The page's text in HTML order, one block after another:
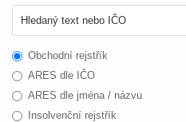
Obchodní rejstřík
ARES dle IČO
ARES dle jména / názvu
Insolvenční rejstřík